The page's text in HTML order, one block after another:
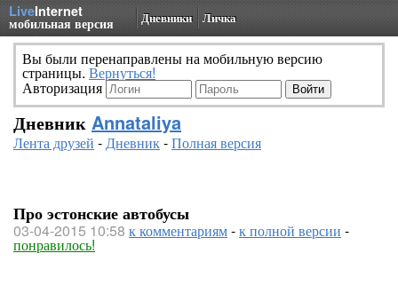
LiveInternet
мобильная версия Дневники Личка
Вы были перенаправлены на мобильную версию
страницы. Вернуться!
Авторизация
Дневник Annataliya
Лента друзей -Дневник-Полная версия
Про эстонские автобусы
03-04-2015 10:58 к комментариям-к полной версии -
понравилось!